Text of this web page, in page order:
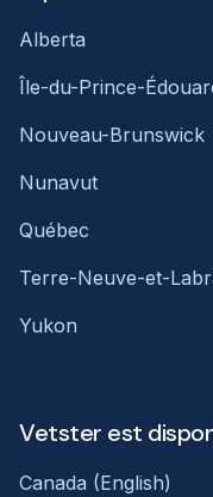
Alberta
Île-du-Prince-
Nouveau-Brunswick
Nunavut
Québec
Terre-Neuve-et-
Yukon
Vetster est
Canada (English)